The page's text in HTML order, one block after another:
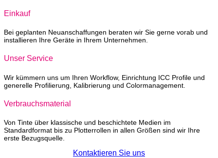
Einkauf
Bei geplanten Neuanschaffungen beraten wir Sie gerne vorab und
installieren Ihre Geräte in Ihrem Unternehmen.
Unser Service
Wir kümmern uns um Ihren Workflow, Einrichtung ICC Profile und
generelle Profilierung, Kalibrierung und Colormanagement.
Verbrauchsmaterial
Von Tinte über klassische und beschichtete Medien im
Standardformat bis zu Plotterrollen in allen Größen sind wir Ihre
erste Bezugsquelle.
Kontaktieren Sie uns